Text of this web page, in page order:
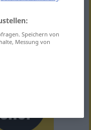
Speichern von
Messung von